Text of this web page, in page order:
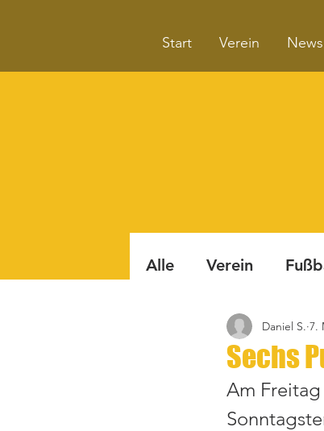
Start Verein News
Alle Verein
Badminton
Sechs
Daniel S. 7.
Am